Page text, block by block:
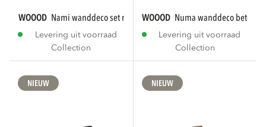
WOOOD nami wanddeco set metaal nikkel
Levering uit voorraad
Collection
WOOOD numa wanddeco
Levering uit voorraad
Collection
NIEUW NIEUW